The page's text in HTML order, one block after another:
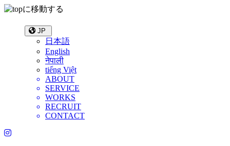
JP
日本語
English
नेपाली
tiếng Việt
ABOUT
SERVICE
WORKS
RECRUIT
CONTACT